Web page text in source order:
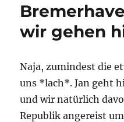
wir gehen
Naja, zumindest die
uns *lach*. Jan geht
und wir natürlich
Republik angereist